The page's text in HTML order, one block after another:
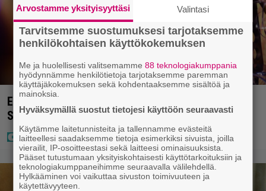
Eurojackpotissa poksahti 32,7 miljoonaa, ja tänne
Suomen isoin voitto meni
Arvostamme yksityisyyttäsi Valintasi
Tarvitsemme suostumuksesi tarjotaksemme
henkilökohtaisen käyttökokemuksen
Me ja huolellisesti valitsemamme88 teknologiakumppania
hyödynnämme henkilötietoja tarjotaksemme paremman
käyttäjäkokemuksen sekä kohdentaaksemme sisältöä ja
mainoksia.
Hyväksymällä suostut tietojesi käyttöön seuraavasti
Käytämme laitetunnisteita ja tallennamme evästeitä
laitteellesi saadaksemme tietoja esimerkiksi sivuista, joilla
vierailit, IP-osoitteestasi sekä laitteesi ominaisuuksista.
Pääset tutustumaan yksityiskohtaisesti käyttötarkoituksiin ja
teknologiakumppaneihimme seuraavalla välilehdellä.
Hylkääminen voi vaikuttaa sivuston toimivuuteen ja
käytettävyyteen.